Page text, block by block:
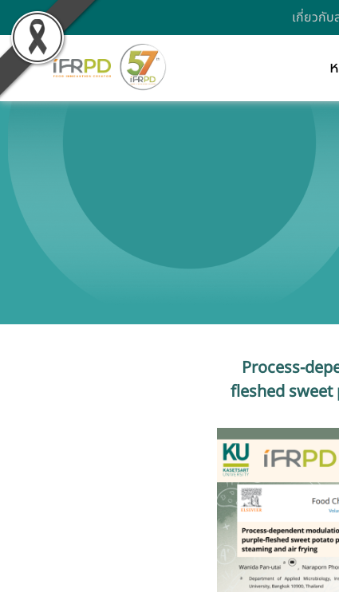
เกี่ยวกับ
Process-
fleshed